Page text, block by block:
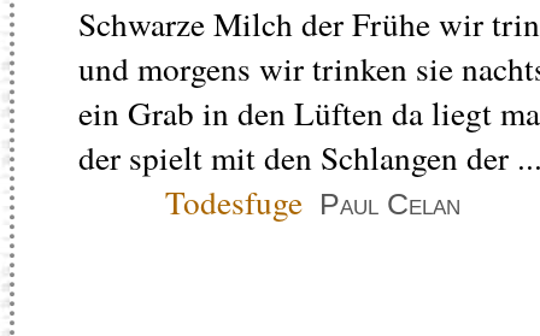
Schwarze Milch der Frühe wir
und morgens wir trinken sie
ein Grab in den Lüften da liegt
der spielt mit den Schlangen der
Todesfuge Paul Celan